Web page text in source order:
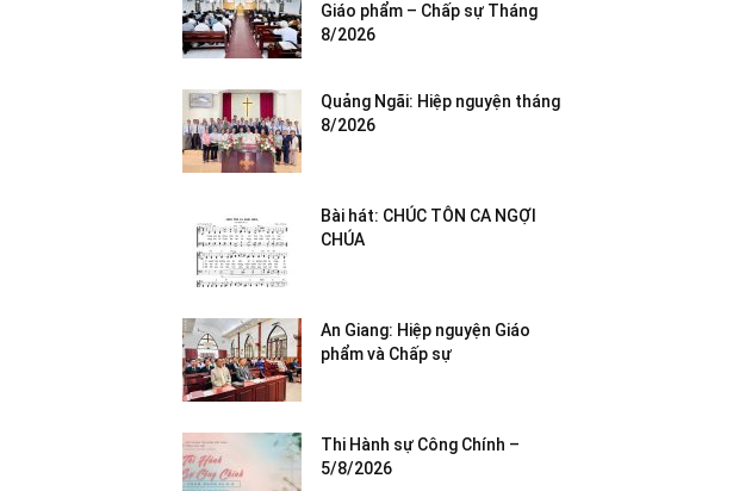
Giáo phẩm – Chấp sự Tháng
8/2026
Quảng Ngãi: Hiệp nguyện tháng
8/2026
Bài hát: CHÚC TÔN CA NGỢI
CHÚA
An Giang: Hiệp nguyện Giáo
phẩm và Chấp sự
Thi Hành sự Công Chính –
5/8/2026